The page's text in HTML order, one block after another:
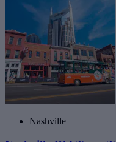
Nashville